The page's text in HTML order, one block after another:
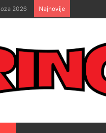
2026 Najnovije